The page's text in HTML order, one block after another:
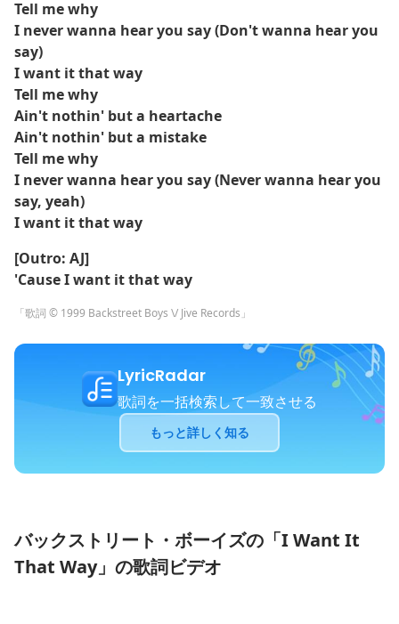
Tell me why
I never wanna hear you say (Don't wanna hear you
say)
I want it that way
Tell me why
Ain't nothin' but a heartache
Ain't nothin' but a mistake
Tell me why
I never wanna hear you say (Never wanna hear you
say, yeah)
I want it that way
[Outro: AJ]
'Cause I want it that way
「歌詞 © 1999 Backstreet Boys \/ Jive Records」
LyricRadar
歌詞を一括検索して一致させる
もっと詳しく知る
バックストリート・ボーイズの「I Want It
That Way」の歌詞ビデオ